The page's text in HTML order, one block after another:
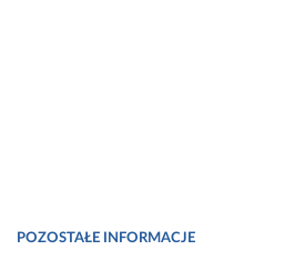
POZOSTAŁE INFORMACJE